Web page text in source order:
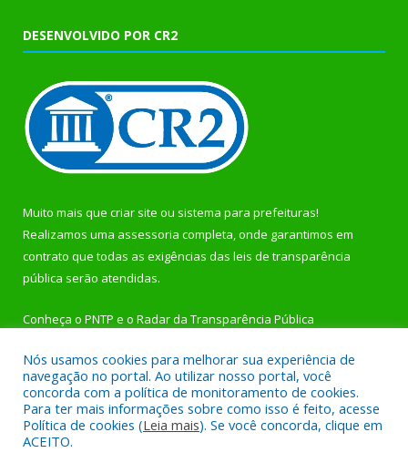
DESENVOLVIDO POR CR2
Muito mais que criar site ou sistema para prefeituras!
Realizamos uma assessoria completa, onde garantimos em
contrato que todas as exigências das leis de transparência
pública serão atendidas.
Conheça o PNTP e o Radar da Transparência Pública
Todos os direitos reservados a Prefeitura Municipal de
Rurópolis.
Nós usamos cookies para melhorar sua experiência de
navegação no portal. Ao utilizar nosso portal, você
concorda com a política de monitoramento de cookies.
Para ter mais informações sobre como isso é feito, acesse
Política de cookies (Leia mais). Se você concorda, clique em
ACEITO.